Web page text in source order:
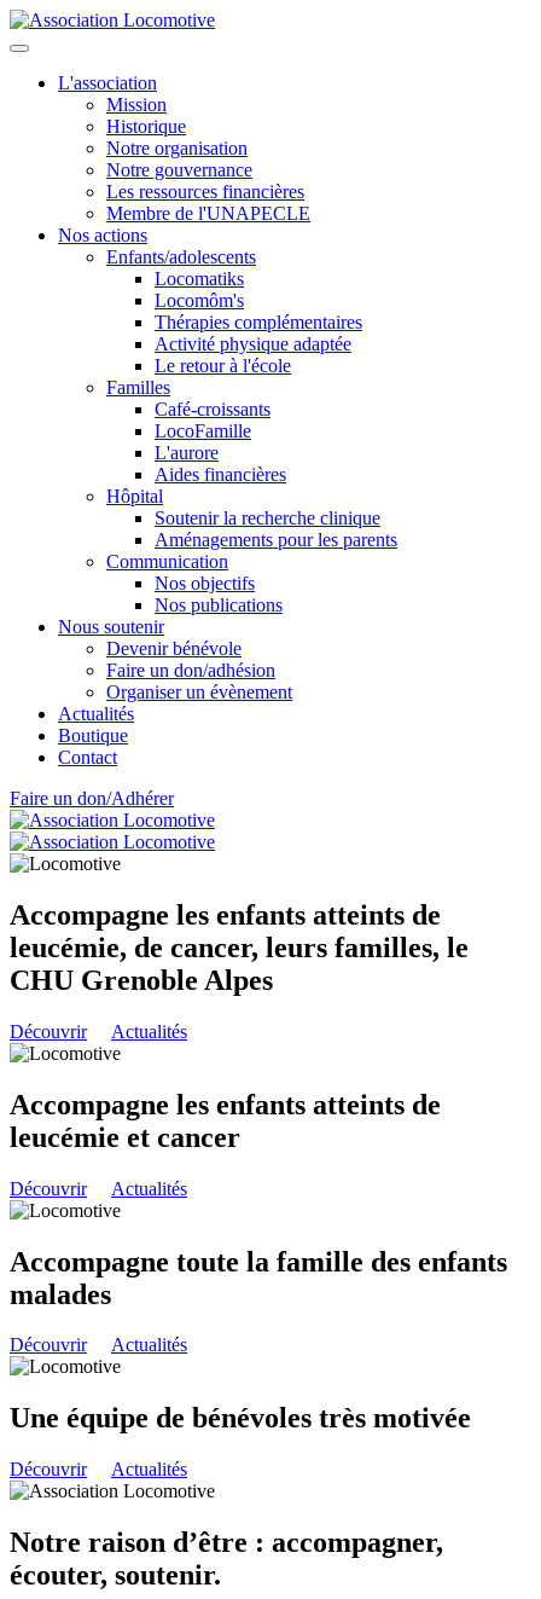
L'association
Mission
Historique
Notre organisation
Notre gouvernance
Les ressources financières
Membre de l'UNAPECLE
Nos actions
Enfants/adolescents
Locomatiks
Locomôm's
Thérapies complémentaires
Activité physique adaptée
Le retour à l'école
Familles
Café-croissants
LocoFamille
L'aurore
Aides financières
Hôpital
Soutenir la recherche clinique
Aménagements pour les parents
Communication
Nos objectifs
Nos publications
Nous soutenir
Devenir bénévole
Faire un don/adhésion
Organiser un évènement
Actualités
Boutique
Contact
Faire un don/Adhérer
Accompagne les enfants atteints de
leucémie, de cancer, leurs familles, le
CHU Grenoble Alpes
Découvrir Actualités
Accompagne les enfants atteints de
leucémie et cancer
Découvrir Actualités
Accompagne toute la famille des enfants
malades
Découvrir Actualités
Une équipe de bénévoles très motivée
Découvrir Actualités
Notre raison d’être : accompagner,
écouter, soutenir.